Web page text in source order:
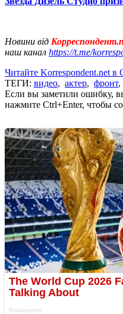
Новини від
наш канал https://t.me/
Читайте Korrespondent.net в
ТЕГИ: видео, актер, фронт,
Если вы заметили ошибку,
нажмите Ctrl+Enter, чтобы